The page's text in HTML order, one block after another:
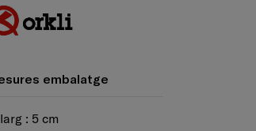
embalatge
: 5 cm